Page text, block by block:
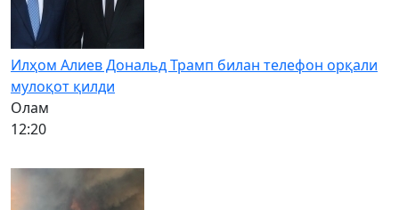
Илҳом Алиев Дональд Трамп билан телефон орқали
мулоқот қилди
Олам
12:20